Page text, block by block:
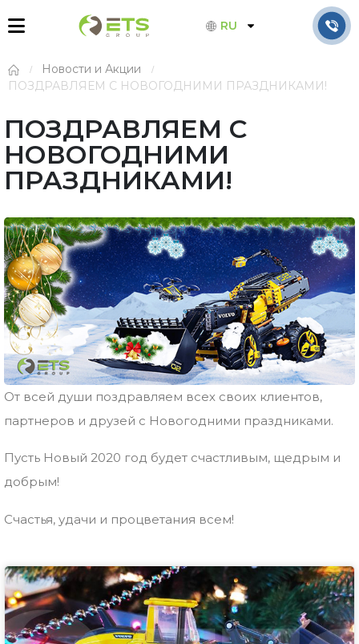
RU
Новости и Акции
ПОЗДРАВЛЯЕМ С НОВОГОДНИМИ ПРАЗДНИКАМИ!
ПОЗДРАВЛЯЕМ С
НОВОГОДНИМИ
ПРАЗДНИКАМИ!
От всей души поздравляем всех своих клиентов,
партнеров и друзей с Новогодними праздниками.
Пусть Новый 2020 год будет счастливым, щедрым и
добрым!
Счастья, удачи и процветания всем!